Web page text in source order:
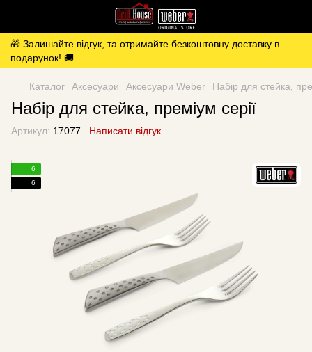
🎁 Залишайте відгук, та отримайте безкоштовну доставку в
подарунок! 🚚
Каталог Аксесуари Аксесуари Weber Набір для стейка,
Набір для стейка, преміум серії
Артикул: 17077 Написати відгук
6
6